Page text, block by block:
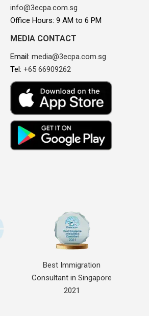
info@3ecpa.com.sg
Office Hours: 9 AM to 6 PM
MEDIA CONTACT
Email: media@3ecpa.com.sg
Tel: +65 66909262
Best Immigration
Consultant in Singapore
2021